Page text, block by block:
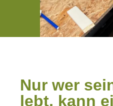
Nur wer
lebt, kann